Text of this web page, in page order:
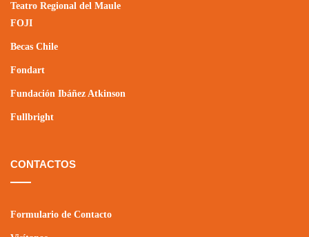
Teatro Regional del Maule
FOJI
Becas Chile
Fondart
Fundación Ibáñez Atkinson
Fullbright
CONTACTOS
Formulario de Contacto